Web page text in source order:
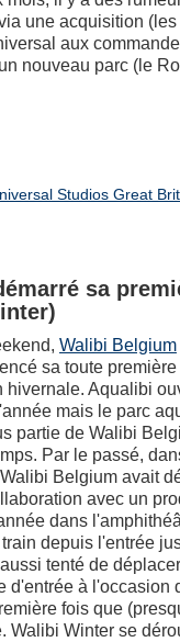
une acquisition
aux
nouveau parc (le
Studios Great
sa
Walibi Belgium
sa toute
hivernale. Aqualibi
mais le parc
partie de Walibi
Par le passé,
Belgium avait
avec un
dans
depuis l'entrée
tenté de
d'entrée à l'occasion
fois que
Walibi Winter se